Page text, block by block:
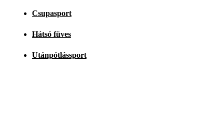
Csupasport
Hátsó füves
Utánpótlássport